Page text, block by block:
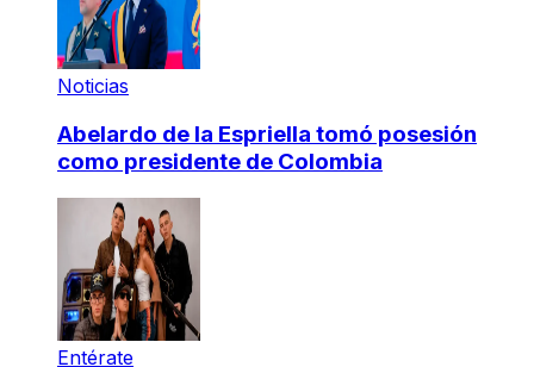
Noticias
Abelardo de la Espriella tomó posesión
como presidente de Colombia
Entérate